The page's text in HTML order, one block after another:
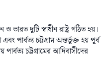
ভারত দুটি স্বাধীন রাষ্ট্র গঠিত হয়।
পার্বত্য চট্টগ্রাম অন্তর্ভুক্ত হয় পূর্ব
পার্বত্য চট্টগ্রামের আদিবাসীদের